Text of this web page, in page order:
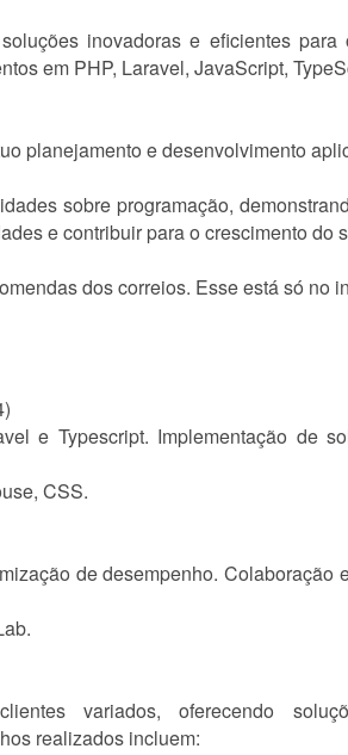
inovadoras e eficientes
em PHP, Laravel, JavaScript,
planejamento e desenvolvimento
sobre programação,
e contribuir para o crescimento do
dos correios. Esse está só no
e Typescript. Implementação de
CSS.
de desempenho. Colaboração
variados, oferecendo
realizados incluem: